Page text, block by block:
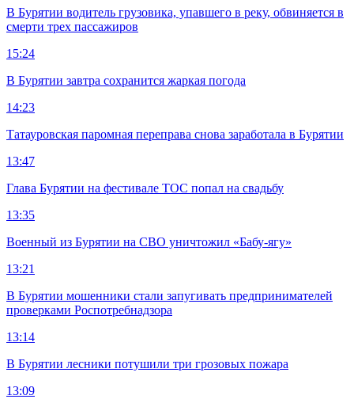
В Бурятии водитель грузовика, упавшего в реку, обвиняется в
смерти трех пассажиров
15:24
В Бурятии завтра сохранится жаркая погода
14:23
Татауровская паромная переправа снова заработала в Бурятии
13:47
Глава Бурятии на фестивале ТОС попал на свадьбу
13:35
Военный из Бурятии на СВО уничтожил «Бабу-ягу»
13:21
В Бурятии мошенники стали запугивать предпринимателей
проверками Роспотребнадзора
13:14
В Бурятии лесники потушили три грозовых пожара
13:09